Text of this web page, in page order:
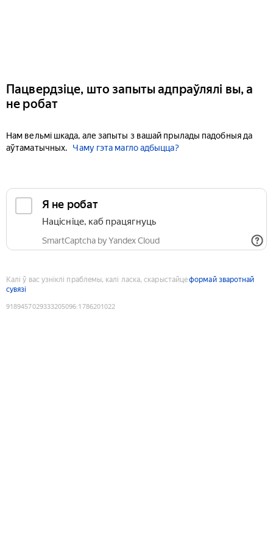
Пацвердзіце, што запыты адпраўлялі вы, а
не робат
Нам вельмі шкада, але запыты з вашай прылады падобныя да
аўтаматычных.
Чаму гэта магло адбыцца?
Я не робат
Націсніце, каб працягнуць
SmartCaptcha by Yandex Cloud
Калі ў вас узніклі праблемы, калі ласка, скарыстайцеформай зваротнай
сувязі
9189457029333205096:1786201022